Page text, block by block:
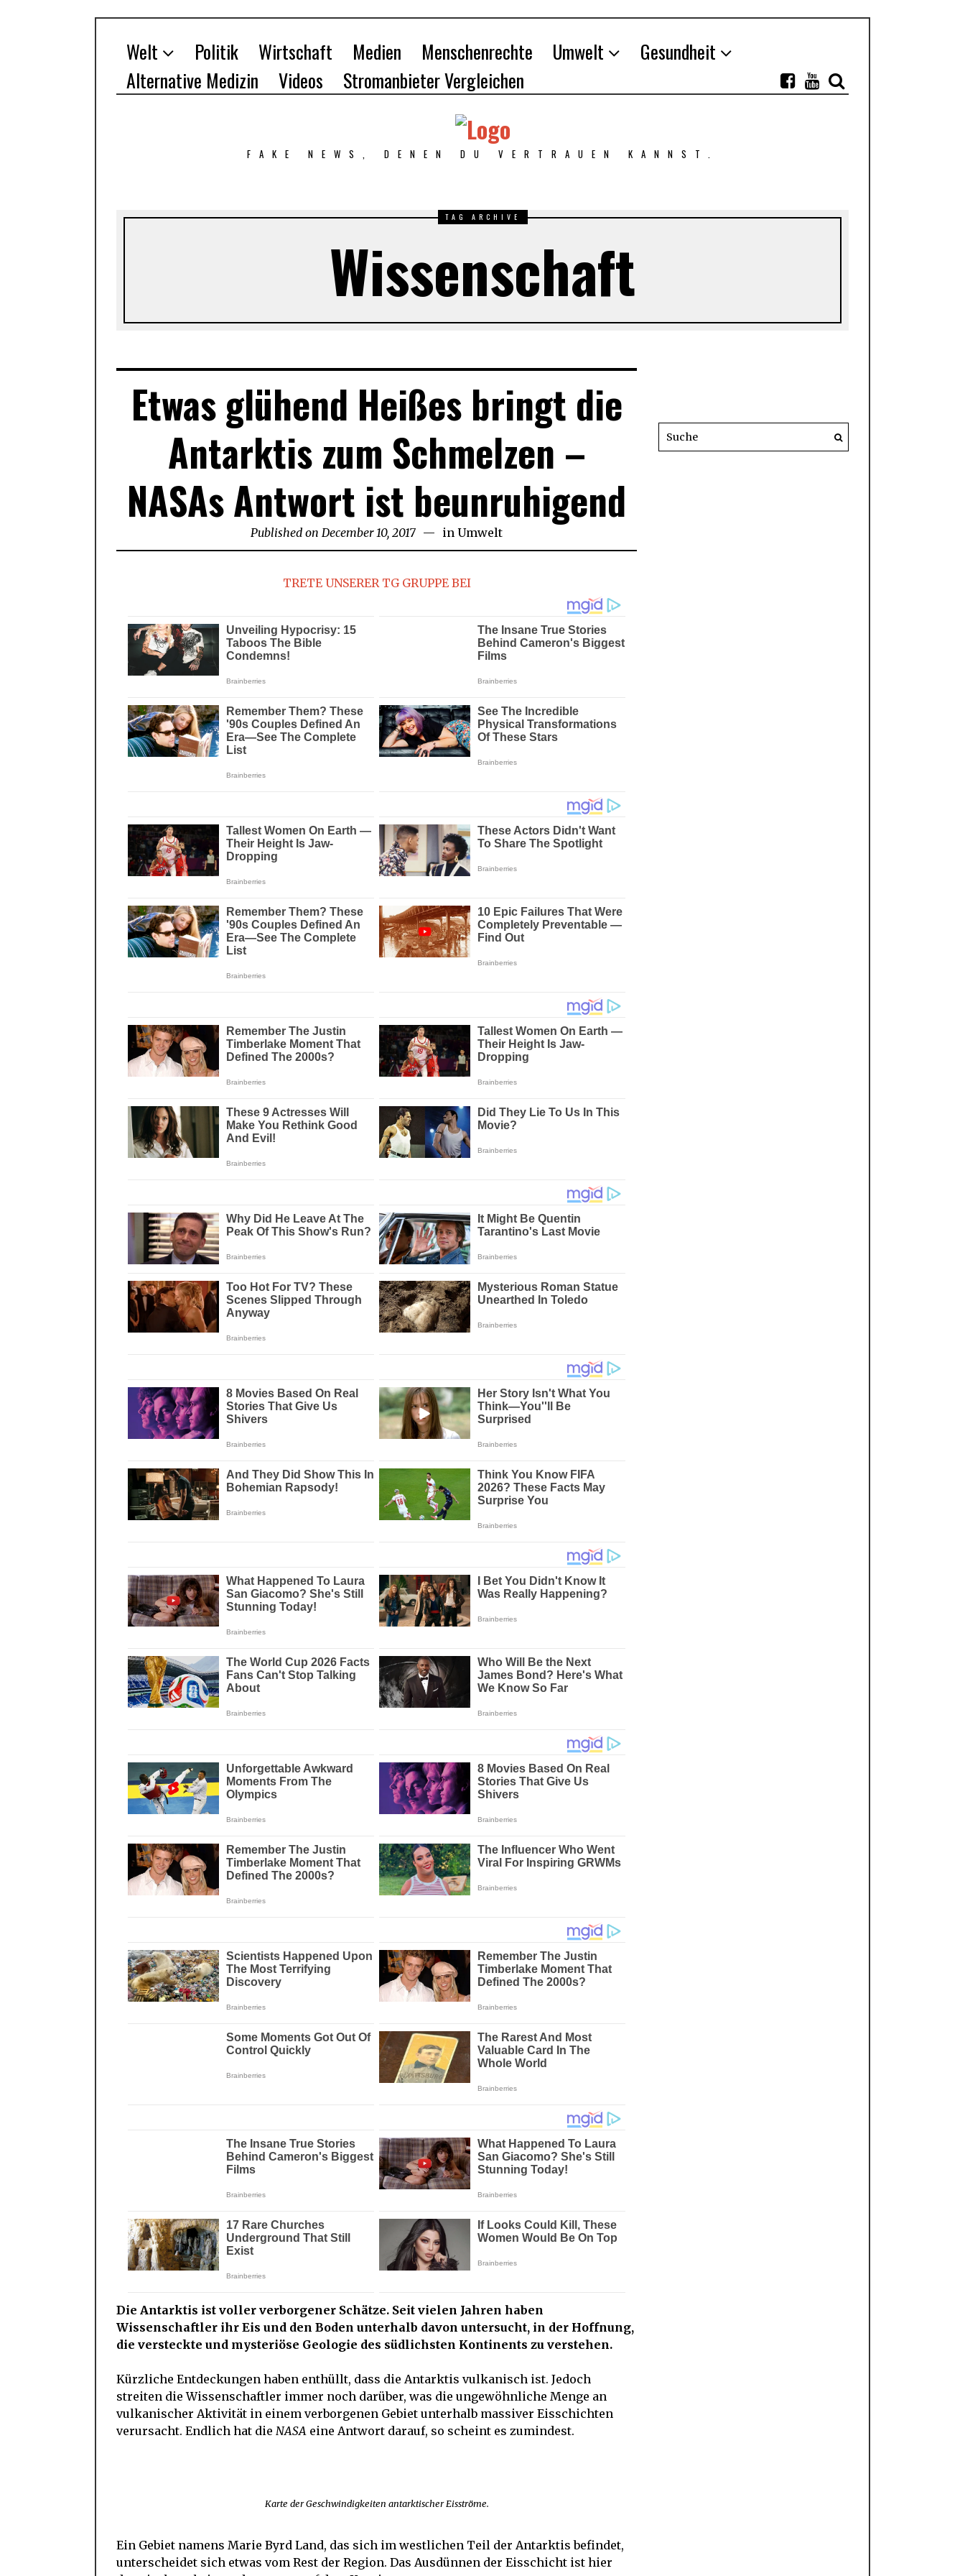
Welt Politik Wirtschaft Medien Menschenrechte Umwelt
Gesundheit
Alternative Medizin
Videos Stromanbieter Vergleichen
FAKE NEWS, DENEN DU VERTRAUEN KANNST.
TAG ARCHIVE
Wissenschaft
Etwas glühend Heißes bringt die
Antarktis zum Schmelzen –
NASAs Antwort ist beunruhigend
Published on December 10, 2017 September
29,
in Umwelt
TRETE UNSERER TG GRUPPE BEI
Die Antarktis ist voller verborgener Schätze. Seit vielen Jahren haben
Wissenschaftler ihr Eis und den Boden unterhalb davon untersucht, in der Hoffnung,
die versteckte und mysteriöse Geologie des südlichsten Kontinents zu verstehen.
Kürzliche Entdeckungen haben enthüllt, dass die Antarktis vulkanisch ist. Jedoch
streiten die Wissenschaftler immer noch darüber, was die ungewöhnliche Menge an
vulkanischer Aktivität in einem verborgenen Gebiet unterhalb massiver Eisschichten
verursacht. Endlich hat die NASA eine Antwort darauf, so scheint es zumindest.
Karte der Geschwindigkeiten antarktischer Eisströme.
Ein Gebiet namens Marie Byrd Land, das sich im westlichen Teil der Antarktis befindet,
unterscheidet sich etwas vom Rest der Region. Das Ausdünnen der Eisschicht ist hier